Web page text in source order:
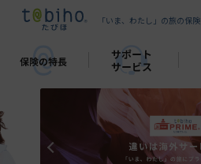
「いま、わたし」の旅の保険